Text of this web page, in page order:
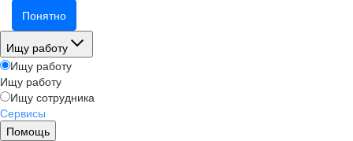
Понятно
Ищу работу
Ищу работу
Ищу работу
Ищу сотрудника
Сервисы
Помощь